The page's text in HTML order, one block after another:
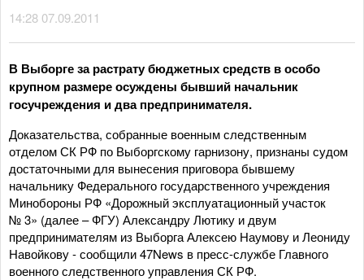
14:28 07.09.2011
В Выборге за растрату бюджетных средств в особо
крупном размере осуждены бывший начальник
госучреждения и два предпринимателя.
Доказательства, собранные военным следственным
отделом СК РФ по Выборгскому гарнизону, признаны судом
достаточными для вынесения приговора бывшему
начальнику Федерального государственного учреждения
Минобороны РФ «Дорожный эксплуатационный участок
№ 3» (далее – ФГУ) Александру Лютику и двум
предпринимателям из Выборга Алексею Наумову и Леониду
Навойкову - сообщили 47News в пресс-службе Главного
военного следственного управления СК РФ.